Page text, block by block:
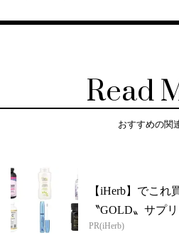
Read
おすすめの関
【iHerb】でこれ
〝GOLD〟サプリ
PR(iHerb)